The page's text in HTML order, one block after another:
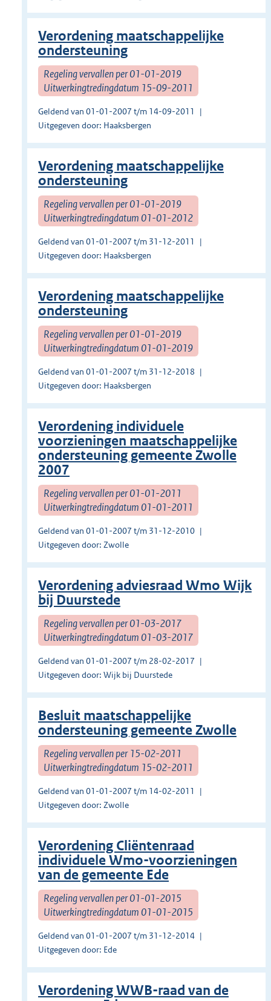
Verordening maatschappelijke
ondersteuning
Regeling vervallen per 01-01-2019
Uitwerkingtredingdatum 15-09-2011
Geldend van 01-01-2007 t/m 14-09-2011
Uitgegeven door: Haaksbergen
Verordening maatschappelijke
ondersteuning
Regeling vervallen per 01-01-2019
Uitwerkingtredingdatum 01-01-2012
Geldend van 01-01-2007 t/m 31-12-2011
Uitgegeven door: Haaksbergen
Verordening maatschappelijke
ondersteuning
Regeling vervallen per 01-01-2019
Uitwerkingtredingdatum 01-01-2019
Geldend van 01-01-2007 t/m 31-12-2018
Uitgegeven door: Haaksbergen
Verordening individuele
voorzieningen maatschappelijke
ondersteuning gemeente Zwolle
2007
Regeling vervallen per 01-01-2011
Uitwerkingtredingdatum 01-01-2011
Geldend van 01-01-2007 t/m 31-12-2010
Uitgegeven door: Zwolle
Verordening adviesraad Wmo Wijk
bij Duurstede
Regeling vervallen per 01-03-2017
Uitwerkingtredingdatum 01-03-2017
Geldend van 01-01-2007 t/m 28-02-2017
Uitgegeven door: Wijk bij Duurstede
Besluit maatschappelijke
ondersteuning gemeente Zwolle
Regeling vervallen per 15-02-2011
Uitwerkingtredingdatum 15-02-2011
Geldend van 01-01-2007 t/m 14-02-2011
Uitgegeven door: Zwolle
Verordening Cliëntenraad
individuele Wmo-voorzieningen
van de gemeente Ede
Regeling vervallen per 01-01-2015
Uitwerkingtredingdatum 01-01-2015
Geldend van 01-01-2007 t/m 31-12-2014
Uitgegeven door: Ede
Verordening WWB-raad van de